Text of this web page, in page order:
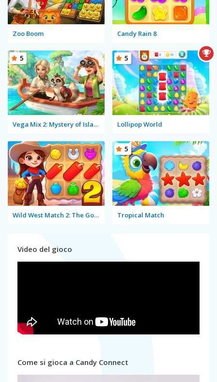
Zoo Boom Candy Rain 8
Vega Mix 2: Mystery of Island
5
Lollipop World
5
Wild West Match 2: The Gold Rush Tropical Match
5
Video del gioco
Come si gioca a Candy Connect